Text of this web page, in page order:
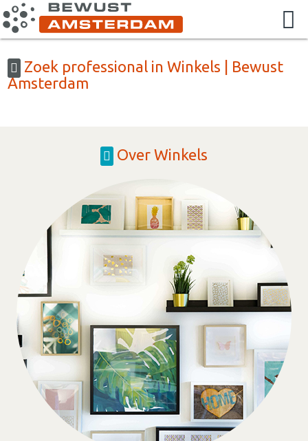
Zoek professional in Winkels | Bewust
Amsterdam
Over Winkels